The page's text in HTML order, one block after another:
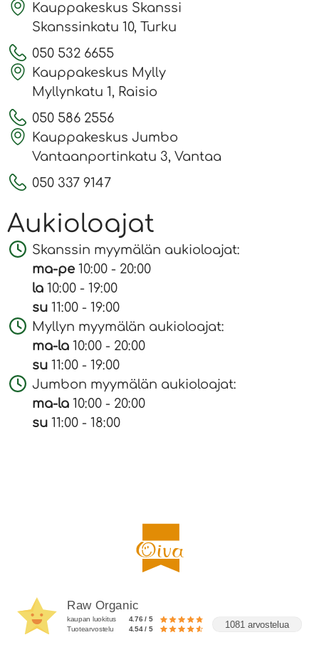
Kauppakeskus Skanssi
Skanssinkatu 10, Turku
050 532 6655
Kauppakeskus Mylly
Myllynkatu 1, Raisio
050 586 2556
Kauppakeskus Jumbo
Vantaanportinkatu 3, Vantaa
050 337 9147
Aukioloajat
Skanssin myymälän aukioloajat:
ma-pe 10:00 - 20:00
la 10:00 - 19:00
su 11:00 - 19:00
Myllyn myymälän aukioloajat:
ma-la 10:00 - 20:00
su 11:00 - 19:00
Jumbon myymälän aukioloajat:
ma-la 10:00 - 20:00
su 11:00 - 18:00
Raw Organic
kaupan luokitus
4.76 / 5
Tuotearvostelu
4.54 / 5 1081 arvostelua